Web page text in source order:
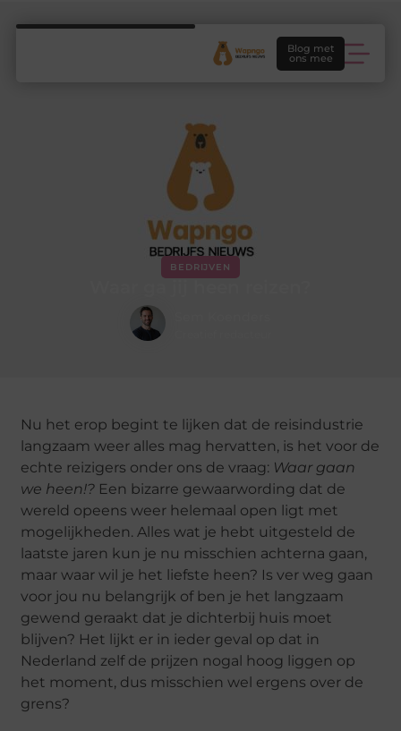
Blog met
ons mee
BEDRIJVEN
Nu het erop begint te lijken dat de reisindustrie
langzaam weer alles mag hervatten, is het voor de
echte reizigers onder ons de vraag: Waar gaan
we heen!? Een bizarre gewaarwording dat de
wereld opeens weer helemaal open ligt met
mogelijkheden. Alles wat je hebt uitgesteld de
laatste jaren kun je nu misschien achterna gaan,
maar waar wil je het liefste heen? Is ver weg gaan
voor jou nu belangrijk of ben je het langzaam
gewend geraakt dat je dichterbij huis moet
blijven? Het lijkt er in ieder geval op dat in
Nederland zelf de prijzen nogal hoog liggen op
het moment, dus misschien wel ergens over de
grens?